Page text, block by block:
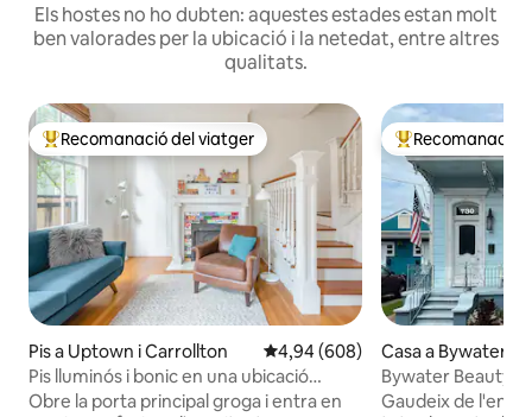
Els hostes no ho dubten: aquestes estades estan molt
ben valorades per la ubicació i la netedat, entre altres
qualitats.
Principals recomanacions dels viatgers
Recomanació del viatger
Pis a Uptown i Carrollton 4,94 de puntuació mitjana d'un
4,94 (608)
Pis lluminós i bonic en una ubicació
excel·lent al centre de la ciutat
Obre la porta principal groga i entra en
Principals
Recomanació
Casa a Bywater
Bywater Beauty:
destacada a Hgtv
Gaudeix de